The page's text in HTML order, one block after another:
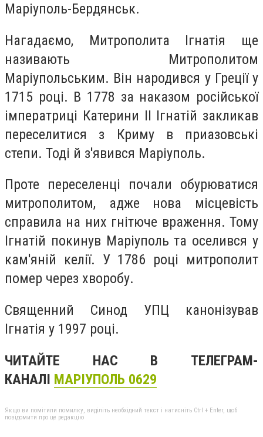
Маріуполь-Бердянськ.
Нагадаємо, Митрополита Ігнатія ще
називають Митрополитом
Маріупольським. Він народився у Греції у
1715 році. В 1778 за наказом російської
імператриці Катерини II Ігнатій закликав
переселитися з Криму в приазовські
степи. Тоді й з'явився Маріуполь.
Проте переселенці почали обурюватися
митрополитом, адже нова місцевість
справила на них гнітюче враження. Тому
Ігнатій покинув Маріуполь та оселився у
кам'яній келії. У 1786 році митрополит
помер через хворобу.
Священний Синод УПЦ канонізував
Ігнатія у 1997 році.
ЧИТАЙТЕ НАС В ТЕЛЕГРАМ-
КАНАЛІ МАРІУПОЛЬ 0629
Якщо ви помітили помилку, виділіть необхідний текст і натисніть Ctrl + Enter, щоб
повідомити про це редакцію